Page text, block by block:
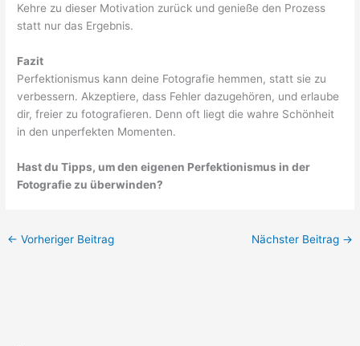
Kehre zu dieser Motivation zurück und genieße den Prozess
statt nur das Ergebnis.
Fazit
Perfektionismus kann deine Fotografie hemmen, statt sie zu
verbessern. Akzeptiere, dass Fehler dazugehören, und erlaube
dir, freier zu fotografieren. Denn oft liegt die wahre Schönheit
in den unperfekten Momenten.
Hast du Tipps, um den eigenen Perfektionismus in der
Fotografie zu überwinden?
← Vorheriger Beitrag Nächster Beitrag →